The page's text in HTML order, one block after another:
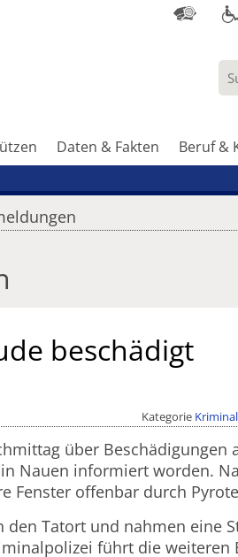
Daten & Fakten Beruf &
beschädigt
Kategorie
über Beschädigungen
Nauen informiert worden.
Fenster offenbar durch
Tatort und nahmen eine
führt die weiteren